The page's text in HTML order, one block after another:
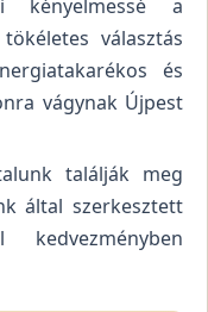
kényelmessé a
választás
és
vágynak Újpest
találják meg
által szerkesztett